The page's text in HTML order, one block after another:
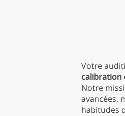
Votre
calibration
Notre
avancées,
habitudes